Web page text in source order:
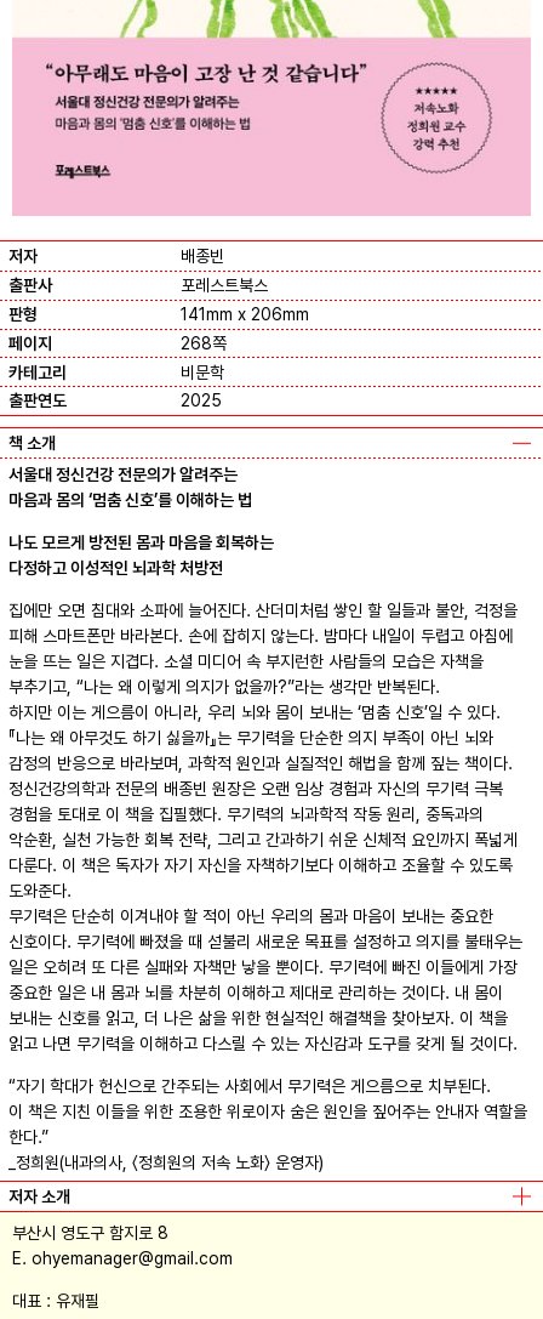
저자
배종빈
출판사
포레스트북스
판형
141mm x 206mm
페이지
268쪽
카테고리
비문학
출판연도
2025
책 소개
서울대 정신건강 전문의가 알려주는
마음과 몸의 ‘멈춤 신호’를 이해하는 법
나도 모르게 방전된 몸과 마음을 회복하는
다정하고 이성적인 뇌과학 처방전
집에만 오면 침대와 소파에 늘어진다. 산더미처럼 쌓인 할 일들과 불안, 걱정을
피해 스마트폰만 바라본다. 손에 잡히지 않는다. 밤마다 내일이 두렵고 아침에
눈을 뜨는 일은 지겹다. 소셜 미디어 속 부지런한 사람들의 모습은 자책을
부추기고, “나는 왜 이렇게 의지가 없을까?”라는 생각만 반복된다.
하지만 이는 게으름이 아니라, 우리 뇌와 몸이 보내는 ‘멈춤 신호’일 수 있다.
『나는 왜 아무것도 하기 싫을까』는 무기력을 단순한 의지 부족이 아닌 뇌와
감정의 반응으로 바라보며, 과학적 원인과 실질적인 해법을 함께 짚는 책이다.
정신건강의학과 전문의 배종빈 원장은 오랜 임상 경험과 자신의 무기력 극복
경험을 토대로 이 책을 집필했다. 무기력의 뇌과학적 작동 원리, 중독과의
악순환, 실천 가능한 회복 전략, 그리고 간과하기 쉬운 신체적 요인까지 폭넓게
다룬다. 이 책은 독자가 자기 자신을 자책하기보다 이해하고 조율할 수 있도록
도와준다.
무기력은 단순히 이겨내야 할 적이 아닌 우리의 몸과 마음이 보내는 중요한
신호이다. 무기력에 빠졌을 때 섣불리 새로운 목표를 설정하고 의지를 불태우는
일은 오히려 또 다른 실패와 자책만 낳을 뿐이다. 무기력에 빠진 이들에게 가장
중요한 일은 내 몸과 뇌를 차분히 이해하고 제대로 관리하는 것이다. 내 몸이
보내는 신호를 읽고, 더 나은 삶을 위한 현실적인 해결책을 찾아보자. 이 책을
읽고 나면 무기력을 이해하고 다스릴 수 있는 자신감과 도구를 갖게 될 것이다.
“자기 학대가 헌신으로 간주되는 사회에서 무기력은 게으름으로 치부된다.
이 책은 지친 이들을 위한 조용한 위로이자 숨은 원인을 짚어주는 안내자 역할을
한다.”
_정희원(내과의사, 〈정희원의 저속 노화〉 운영자)
저자 소개
부산시 영도구 함지로 8
E. ohyemanager@gmail.com
대표 : 유재필